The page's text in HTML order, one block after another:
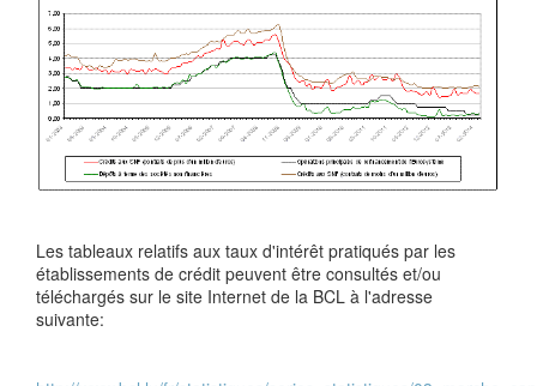
Les tableaux relatifs aux taux d'intérêt pratiqués par les
établissements de crédit peuvent être consultés et/ou
téléchargés sur le site Internet de la BCL à l'adresse
suivante: